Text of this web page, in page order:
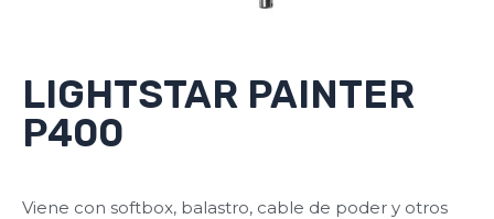
LIGHTSTAR PAINTER
P400
Viene con softbox, balastro, cable de poder y otros